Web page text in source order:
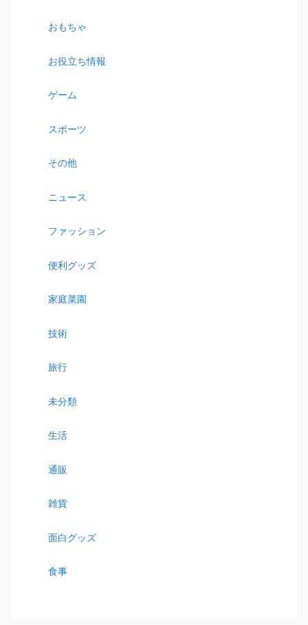
おもちゃ
お役立ち情報
ゲーム
スポーツ
その他
ニュース
ファッション
便利グッズ
家庭菜園
技術
旅行
未分類
生活
通販
雑貨
面白グッズ
食事